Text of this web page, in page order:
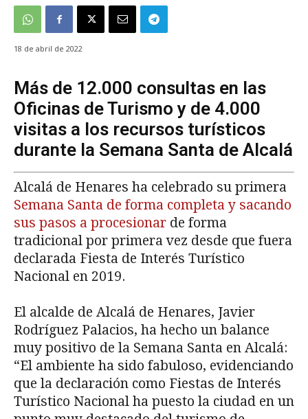
18 de abril de 2022
Más de 12.000 consultas en las
Oficinas de Turismo y de 4.000
visitas a los recursos turísticos
durante la Semana Santa de Alcalá
Alcalá de Henares ha celebrado su primera
Semana Santa de forma completa y sacando
sus pasos a procesionar de forma
tradicional por primera vez desde que fuera
declarada Fiesta de Interés Turístico
Nacional en 2019.
El alcalde de Alcalá de Henares, Javier
Rodríguez Palacios, ha hecho un balance
muy positivo de la Semana Santa en Alcalá:
“El ambiente ha sido fabuloso, evidenciando
que la declaración como Fiestas de Interés
Turístico Nacional ha puesto la ciudad en un